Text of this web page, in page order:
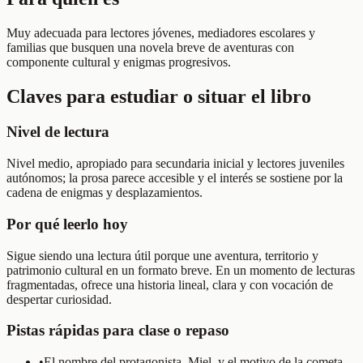
Muy adecuada para lectores jóvenes, mediadores escolares y
familias que busquen una novela breve de aventuras con
componente cultural y enigmas progresivos.
Claves para estudiar o situar el libro
Nivel de lectura
Nivel medio, apropiado para secundaria inicial y lectores juveniles
autónomos; la prosa parece accesible y el interés se sostiene por la
cadena de enigmas y desplazamientos.
Por qué leerlo hoy
Sigue siendo una lectura útil porque une aventura, territorio y
patrimonio cultural en un formato breve. En un momento de lecturas
fragmentadas, ofrece una historia lineal, clara y con vocación de
despertar curiosidad.
Pistas rápidas para clase o repaso